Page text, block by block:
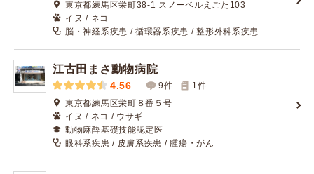
東京都練馬区栄町38-1 スノーベルえごた103
イヌ / ネコ
脳・神経系疾患 / 循環器系疾患 / 整形外科系疾患
江古田まさ動物病院
4.56 9件 1 件
東京都練馬区栄町８番５号
イヌ / ネコ / ウサギ
動物麻酔基礎技能認定医
眼科系疾患 / 皮膚系疾患 / 腫瘍・がん